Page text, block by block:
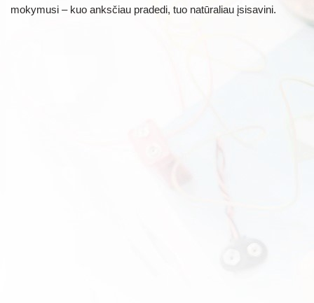
mokymusi – kuo anksčiau pradedi, tuo natūraliau įsisavini.